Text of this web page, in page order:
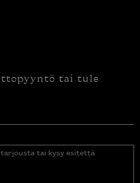
tai tule